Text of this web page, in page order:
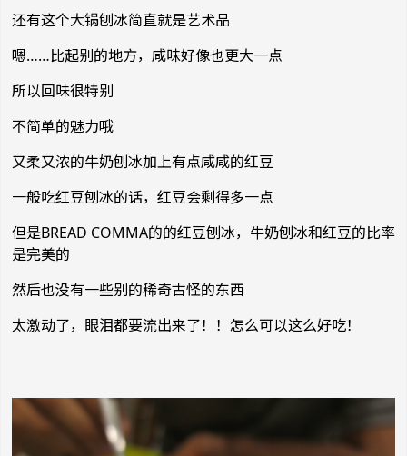
还有这个大锅刨冰简直就是艺术品
嗯……比起别的地方，咸味好像也更大一点
所以回味很特别
不简单的魅力哦
又柔又浓的牛奶刨冰加上有点咸咸的红豆
一般吃红豆刨冰的话，红豆会剩得多一点
但是BREAD COMMA的的红豆刨冰，牛奶刨冰和红豆的比率
是完美的
然后也没有一些别的稀奇古怪的东西
太激动了，眼泪都要流出来了！！怎么可以这么好吃！